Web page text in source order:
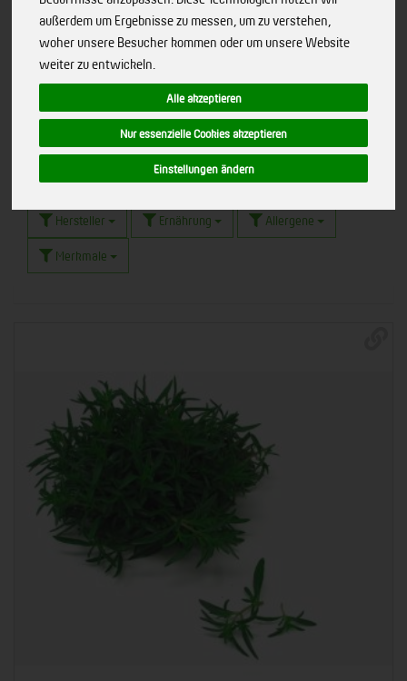
außerdem um Ergebnisse zu messen, um zu verstehen,
woher unsere Besucher kommen oder um unsere Website
weiter zu entwickeln.
Alle akzeptieren
Nur essenzielle Cookies akzeptieren
Einstellungen ändern
Möhren-Hummus 8
Hersteller Ernährung Allergene
Merkmale